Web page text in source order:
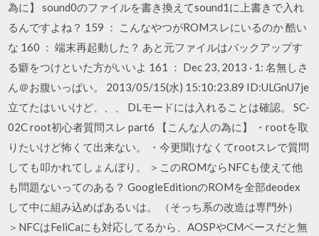
為に】 sound0のファイルを書き換えてsound1に上書きで入れ
るんですよね？ 159 ： こんなやつがROMスレにいるのか 酷い
な 160 ： 端末再起動した？ あと元ファイルはバックアップす
る癖をつけといた方がいいよ 161 ： Dec 23, 2013 · 1: 名無しさ
ん＠お腹いっぱい。 2013/05/15(水) 15:10:23.89 ID:ULGnU7je
立てたはいいけど、、、 DLモードには入れることは確認。 SC-
02C root初心者質問スレ part6 【こんな人の為に】 ・rootを取
りたいけど怖くて出来ない。 ・今更聞けなくてrootスレで質問
しても叩かれてしょんぼり。 ＞このROMならNFCも使えて他
も問題ないってのある？ GoogleEditionのROMを全部deodex
して中に組み込めばあるいは。 （そっち系の改造は専門外）
＞NFCはFeliCaにも対応してるから、AOSPやCMベースだと無